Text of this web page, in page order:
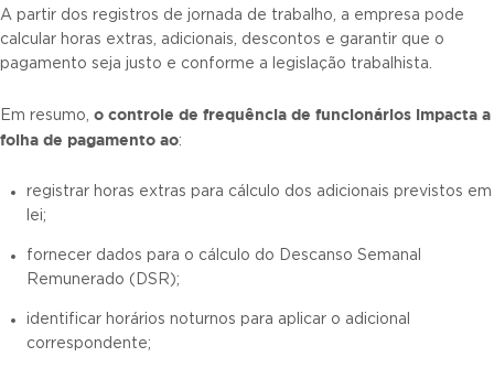
A partir dos registros de jornada de trabalho, a empresa pode
calcular horas extras, adicionais, descontos e garantir que o
pagamento seja justo e conforme a legislação trabalhista.
Em resumo, o controle de frequência de funcionários impacta a
folha de pagamento ao:
registrar horas extras para cálculo dos adicionais previstos em
lei;
fornecer dados para o cálculo do Descanso Semanal
Remunerado (DSR);
identificar horários noturnos para aplicar o adicional
correspondente;